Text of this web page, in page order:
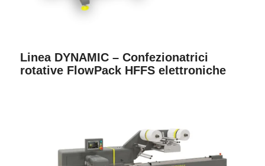
Linea DYNAMIC – Confezionatrici
rotative FlowPack HFFS elettroniche